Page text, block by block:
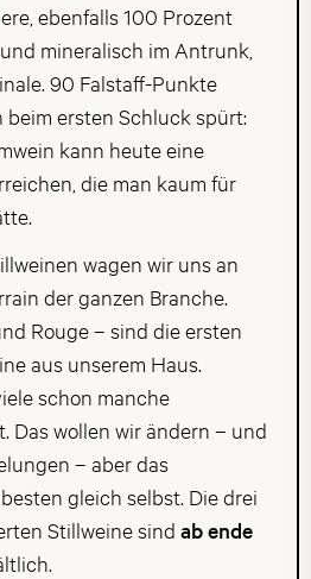
ebenfalls 100 Prozent
mineralisch im Antrunk,
90 Falstaff-Punkte
beim ersten Schluck spürt:
kann heute eine
die man kaum für
wagen wir uns an
der ganzen Branche.
Rouge – sind die ersten
aus unserem Haus.
schon manche
Das wollen wir ändern – und
– aber das
gleich selbst. Die drei
Stillweine sind ab ende